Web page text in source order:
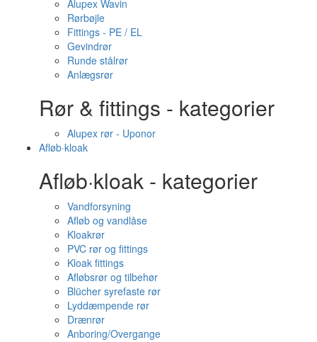
Alupex Wavin
Rørbøjle
Fittings - PE / EL
Gevindrør
Runde stålrør
Anlægsrør
Rør & fittings - kategorier
Alupex rør - Uponor
Afløb·kloak
Afløb·kloak - kategorier
Vandforsyning
Afløb og vandlåse
Kloakrør
PVC rør og fittings
Kloak fittings
Afløbsrør og tilbehør
Blücher syrefaste rør
Lyddæmpende rør
Drænrør
Anboring/Overgange